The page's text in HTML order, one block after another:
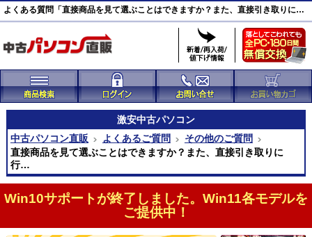
よくある質問「直接商品を見て選ぶことはできますか？また、直接引き取りに行って購入できますか？」｜中古パソコン直販
激安中古パソコン
中古パソコン直販
よくあるご質問
その他のご質問
直接商品を見て選ぶことはできますか？また、直接引き取りに
行…
Win10サポートが終了しました。Win11各モデルを
ご提供中！